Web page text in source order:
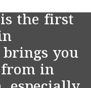
is the first
you
from in